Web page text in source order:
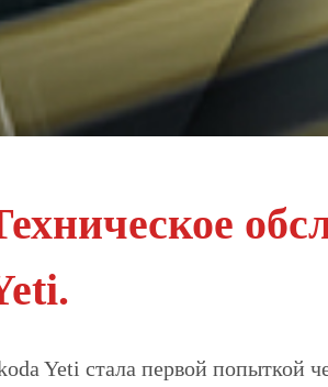
Yeti стала первой попыткой